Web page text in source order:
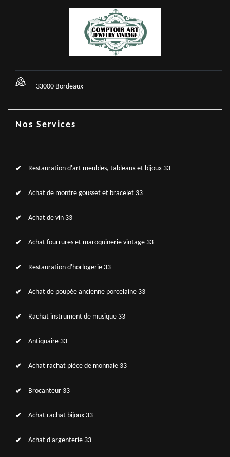
33000 Bordeaux
Nos Services
Restauration d'art meubles, tableaux et bijoux 33
Achat de montre gousset et bracelet 33
Achat de vin 33
Achat fourrures et maroquinerie vintage 33
Restauration d'horlogerie 33
Achat de poupée ancienne porcelaine 33
Rachat instrument de musique 33
Antiquaire 33
Achat rachat pièce de monnaie 33
Brocanteur 33
Achat rachat bijoux 33
Achat d'argenterie 33